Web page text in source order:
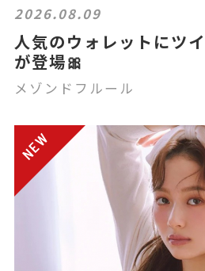
2026.08.09
人気のウォレットにツ
が登場🎀
メゾンドフルール